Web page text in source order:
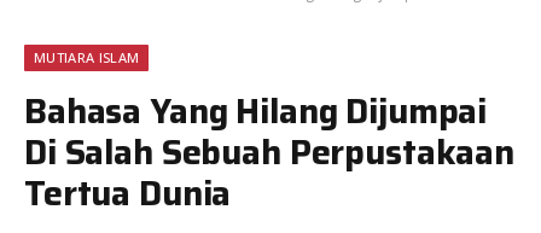
MUTIARA ISLAM
Bahasa Yang Hilang Dijumpai
Di Salah Sebuah Perpustakaan
Tertua Dunia